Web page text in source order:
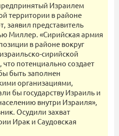
Израилем
территории в районе
заявил представитель
Миллер. «Сирийская армия
в районе вокруг
сирийской
потенциально создает
быть заполнен
организациями,
бы государству Израиль и
внутри Израиля»,
Осудили захват
Ирак и Саудовская